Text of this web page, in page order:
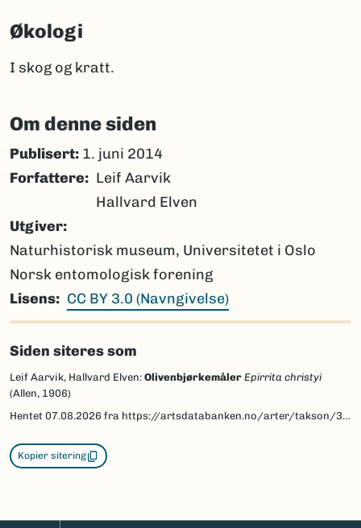
Økologi
I skog og kratt.
Om denne siden
Publisert: 1. juni 2014
Forfattere
Leif Aarvik
Hallvard Elven
Utgiver
Naturhistorisk museum, Universitetet i Oslo
Norsk entomologisk forening
Lisens
CC BY 3.0 (Navngivelse)
Siden siteres som
Leif Aarvik, Hallvard Elven: Olivenbjørkemåler Epirrita christyi
(Allen, 1906)
Hentet 07.08.2026 fra https://artsdatabanken.no/arter/takson/30072/beskrivelse
Kopier sitering